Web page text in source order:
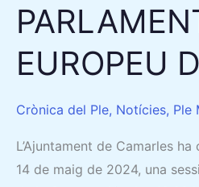
EUROPEU
Crònica del Ple, Notícies, Ple
L’Ajuntament de Camarles
14 de maig de 2024, una